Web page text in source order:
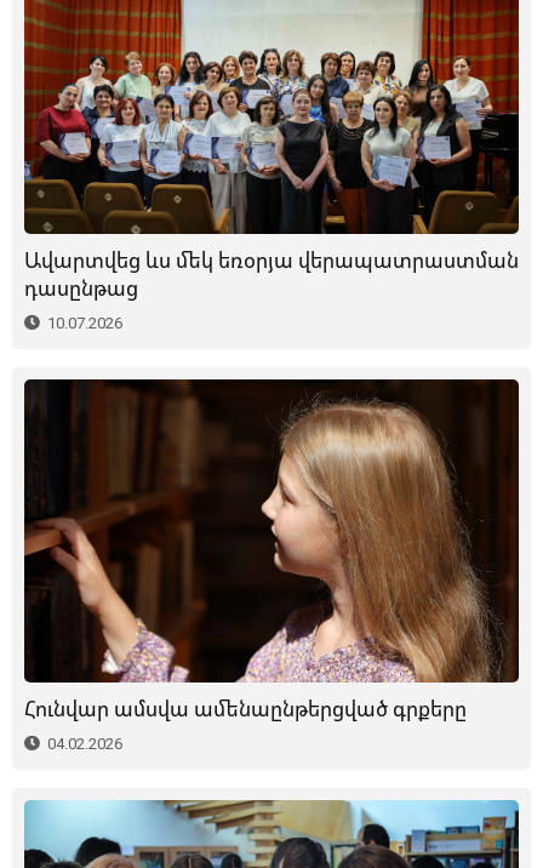
Ավարտվեց ևս մեկ եռօրյա վերապատրաստման
դասընթաց
10.07.2026
Հունվար ամսվա ամենաընթերցված գրքերը
04.02.2026